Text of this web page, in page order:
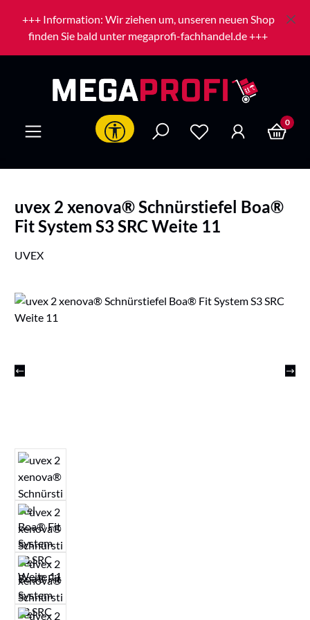
Zum Hauptinhalt springen
+++ Information: Wir ziehen um, unseren neuen Shop
finden Sie bald unter megaprofi-fachhandel.de +++
Werkzeugleiste anzeigen 0
uvex 2 xenova® Schnürstiefel Boa®
Fit System S3 SRC Weite 11
UVEX
Bildergalerie überspringen